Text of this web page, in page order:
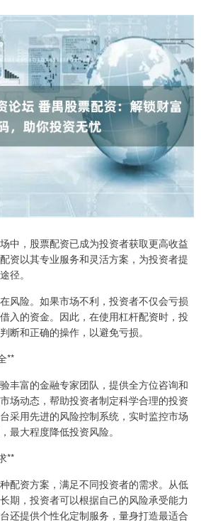
中，股票配资已成为投资者获取更高收益
资以其专业服务和灵活方案，为投资者提
径。
风险。如果市场不利，投资者不仅会亏损
入的资金。因此，在使用杠杆配资时，投
断和正确的操作，以避免亏损。
**
丰富的金融专家团队，提供全方位咨询和
场动态，帮助投资者制定科学合理的投资
采用先进的风险控制系统，实时监控市场
最大程度降低投资风险。
**
配资方案，满足不同投资者的需求。从低
期，投资者可以根据自己的风险承受能力
还提供个性化定制服务，量身打造最适合